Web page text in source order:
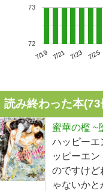
7/19 7/21 7/23 7/25
72
73
読み終わった本(73
蜜華の檻 ~
ハッピーエ
ッピーエ
のですけど
ゃないか